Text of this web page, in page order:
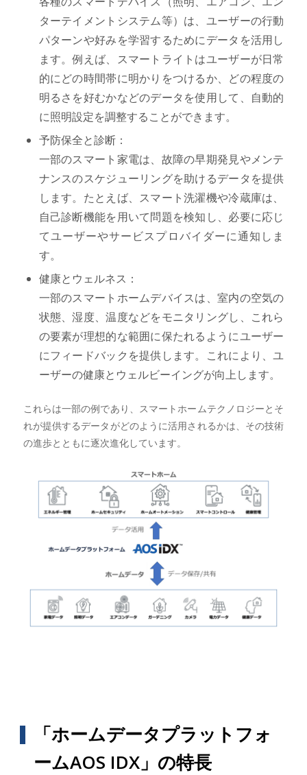
ターテイメントシステム等）は、ユーザーの行動
パターンや好みを学習するためにデータを活用し
ます。例えば、スマートライトはユーザーが日常
的にどの時間帯に明かりをつけるか、どの程度の
明るさを好むかなどのデータを使用して、自動的
に照明設定を調整することができます。
予防保全と診断：
一部のスマート家電は、故障の早期発見やメンテ
ナンスのスケジューリングを助けるデータを提供
します。たとえば、スマート洗濯機や冷蔵庫は、
自己診断機能を用いて問題を検知し、必要に応じ
てユーザーやサービスプロバイダーに通知しま
す。
健康とウェルネス：
一部のスマートホームデバイスは、室内の空気の
状態、湿度、温度などをモニタリングし、これら
の要素が理想的な範囲に保たれるようにユーザー
にフィードバックを提供します。これにより、ユ
ーザーの健康とウェルビーイングが向上します。
これらは一部の例であり、スマートホームテクノロジーとそ
れが提供するデータがどのように活用されるかは、その技術
の進歩とともに逐次進化しています。
「ホームデータプラットフォ
ームAOS IDX」の特長